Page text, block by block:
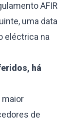
AFIR
uma data
eléctrica na
há
maior
de